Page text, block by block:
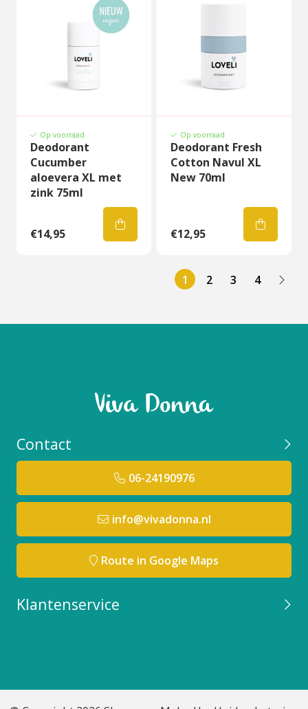
Op voorraad
Deodorant
Cucumber
aloevera XL met
zink 75ml
€14,95
Op voorraad
Deodorant Fresh
Cotton Navul XL
New 70ml
€12,95
1 2 3 4
Contact
06-24190976
info@vivadonna.nl
Route in Google Maps
Klantenservice